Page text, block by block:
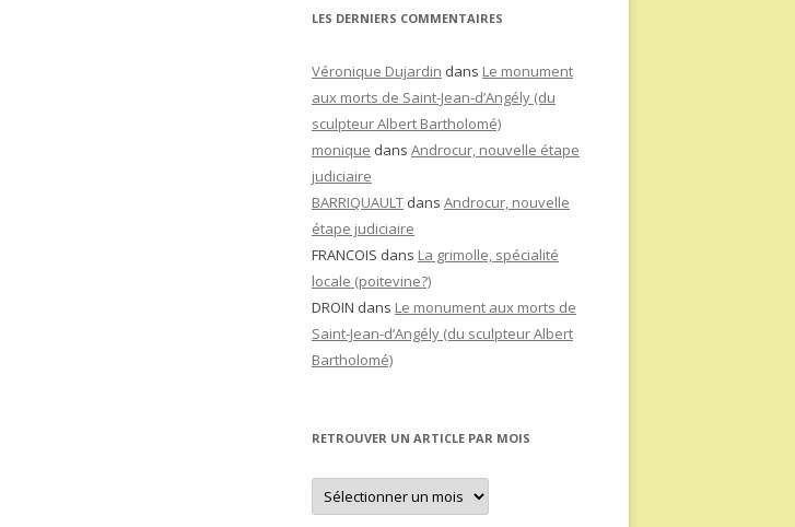
LES DERNIERS COMMENTAIRES
Véronique Dujardin dans Le monument
aux morts de Saint-Jean-d’Angély (du
sculpteur Albert Bartholomé)
monique dans Androcur, nouvelle étape
judiciaire
BARRIQUAULT dans Androcur, nouvelle
étape judiciaire
FRANCOIS dans La grimolle, spécialité
locale (poitevine?)
DROIN dans Le monument aux morts de
Saint-Jean-d’Angély (du sculpteur Albert
Bartholomé)
RETROUVER UN ARTICLE PAR MOIS
Retrouver
un
article